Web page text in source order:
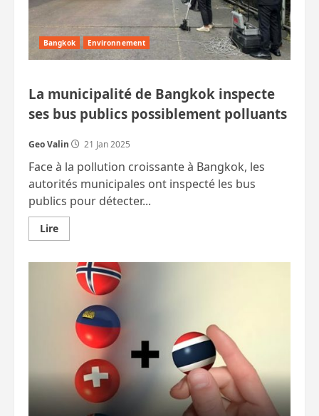
Bangkok Environnement
La municipalité de Bangkok inspecte
ses bus publics possiblement polluants
Geo Valin 21 Jan 2025
Face à la pollution croissante à Bangkok, les
autorités municipales ont inspecté les bus
publics pour détecter...
LireEn
savoir
municipalité
Bangkok
inspecte
bus
publics
possiblement
polluants